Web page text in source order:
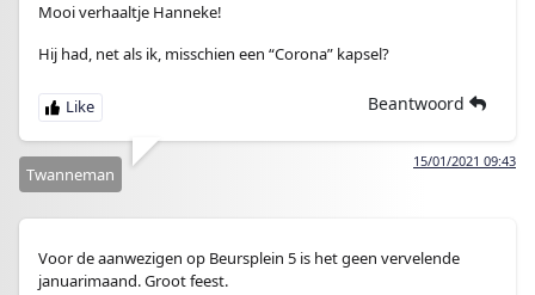
Mooi verhaaltje Hanneke!
Hij had, net als ik, misschien een “Corona” kapsel?
Beantwoord
15/01/2021 09:43
Twanneman
Voor de aanwezigen op Beursplein 5 is het geen vervelende
januarimaand. Groot feest.